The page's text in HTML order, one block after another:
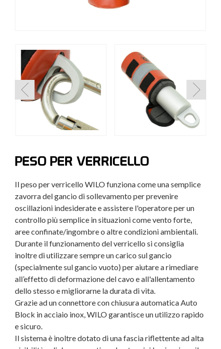
PESO PER VERRICELLO
Il peso per verricello WILO funziona come una semplice
zavorra del gancio di sollevamento per prevenire
oscillazioni indesiderate e assistere l'operatore per un
controllo più semplice in situazioni come vento forte,
aree confinate/ingombre o altre condizioni ambientali.
Durante il funzionamento del verricello si consiglia
inoltre di utilizzare sempre un carico sul gancio
(specialmente sul gancio vuoto) per aiutare a rimediare
all’effetto di deformazione del cavo e all'allentamento
dello stesso e migliorarne la durata di vita.
Grazie ad un connettore con chiusura automatica Auto
Block in acciaio inox, WILO garantisce un utilizzo rapido
e sicuro.
Il sistema è inoltre dotato di una fascia riflettente ad alta